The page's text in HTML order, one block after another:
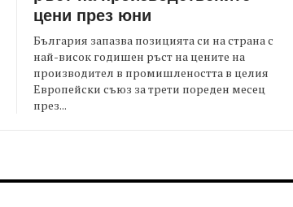
цени през юни
България запазва позицията си на страна с
най-висок годишен ръст на цените на
производител в промишлеността в целия
Европейски съюз за трети пореден месец
през...